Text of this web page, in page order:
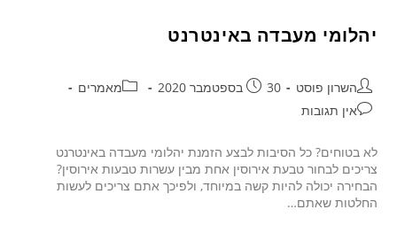
יהלומי מעבדה באינטרנט
השרון פוסט 30 בספטמבר 2020
מאמרים
אין תגובות
לא בטוחים? כל הסיבות לבצע הזמנת יהלומי מעבדה באינטרנט
צריכים לבחור טבעת אירוסין אחת מבין עשרות טבעות אירוסין?
הבחירה יכולה להיות קשה במיוחד, ולפיכך אתם צריכים לעשות
החלטות שאתם…